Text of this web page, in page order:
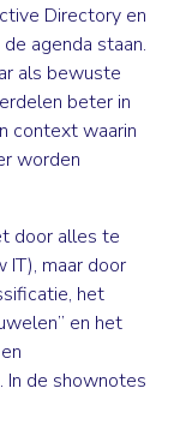
Directory en
agenda staan.
als bewuste
beter in
context waarin
worden
door alles te
IT), maar door
het
en het
In de shownotes